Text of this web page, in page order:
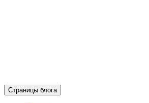
Страницы блога